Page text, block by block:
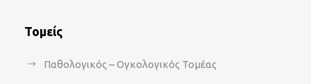
Τομείς
Παθολογικός – Ογκολογικός Τομέας